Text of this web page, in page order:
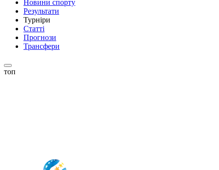
Новини спорту
Результати
Турніри
Статті
Прогнози
Трансфери
топ